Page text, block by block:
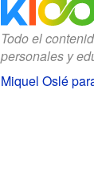
Todo el
personales y
Miquel Oslé